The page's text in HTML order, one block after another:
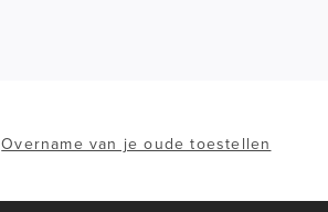
Overname van je oude toestellen